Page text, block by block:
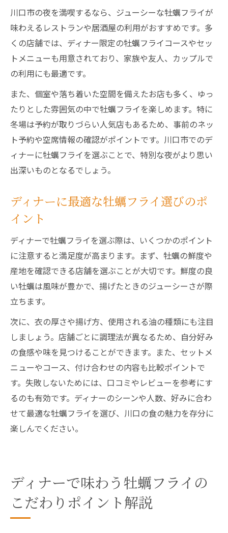
川口市の夜を満喫するなら、ジューシーな牡蠣フライが
味わえるレストランや居酒屋の利用がおすすめです。多
くの店舗では、ディナー限定の牡蠣フライコースやセッ
トメニューも用意されており、家族や友人、カップルで
の利用にも最適です。
また、個室や落ち着いた空間を備えたお店も多く、ゆっ
たりとした雰囲気の中で牡蠣フライを楽しめます。特に
冬場は予約が取りづらい人気店もあるため、事前のネッ
ト予約や空席情報の確認がポイントです。川口市でのデ
ィナーに牡蠣フライを選ぶことで、特別な夜がより思い
出深いものとなるでしょう。
ディナーに最適な牡蠣フライ選びのポ
イント
ディナーで牡蠣フライを選ぶ際は、いくつかのポイント
に注意すると満足度が高まります。まず、牡蠣の鮮度や
産地を確認できる店舗を選ぶことが大切です。鮮度の良
い牡蠣は風味が豊かで、揚げたときのジューシーさが際
立ちます。
次に、衣の厚さや揚げ方、使用される油の種類にも注目
しましょう。店舗ごとに調理法が異なるため、自分好み
の食感や味を見つけることができます。また、セットメ
ニューやコース、付け合わせの内容も比較ポイントで
す。失敗しないためには、口コミやレビューを参考にす
るのも有効です。ディナーのシーンや人数、好みに合わ
せて最適な牡蠣フライを選び、川口の食の魅力を存分に
楽しんでください。
ディナーで味わう牡蠣フライの
こだわりポイント解説